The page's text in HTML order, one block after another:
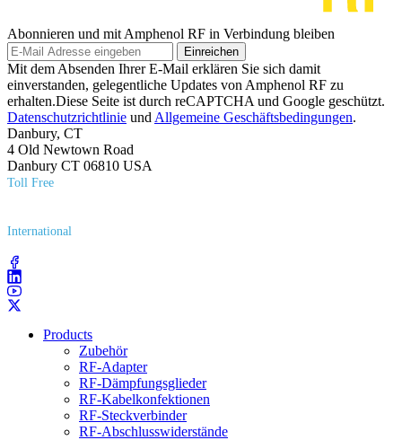
Abonnieren und mit Amphenol RF in Verbindung bleiben
Einreichen
Mit dem Absenden Ihrer E-Mail erklären Sie sich damit
einverstanden, gelegentliche Updates von Amphenol RF zu
erhalten.Diese Seite ist durch reCAPTCHA und Google geschützt.
Datenschutzrichtlinie und Allgemeine Geschäftsbedingungen.
Danbury, CT
4 Old Newtown Road
Danbury CT 06810 USA
Toll Free
International
Products
Zubehör
RF-Adapter
RF-Dämpfungsglieder
RF-Kabelkonfektionen
RF-Steckverbinder
RF-Abschlusswiderstände